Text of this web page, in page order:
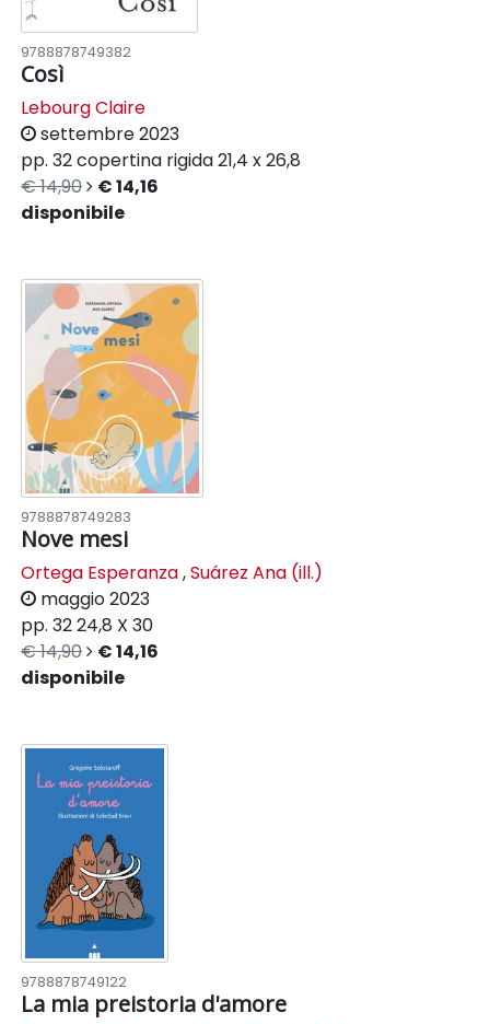
9788878749382
Così
Lebourg Claire
settembre 2023
pp. 32copertina rigida21,4 x 26,8
€ 14,90
€ 14,16
disponibile
9788878749283
Nove mesi
Ortega Esperanza,Suárez Ana (ill.)
maggio 2023
pp. 3224,8 X 30
€ 14,90
€ 14,16
disponibile
9788878749122
La mia preistoria d'amore